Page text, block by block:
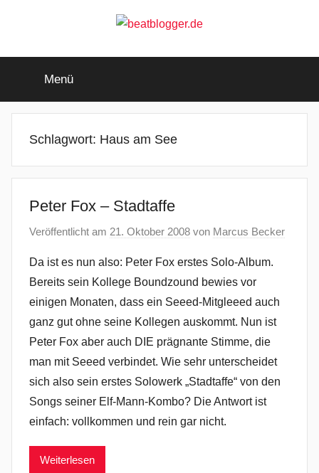
beatblogger.de
beat
goes
Menü
Schlagwort: Haus am See
Peter Fox – Stadtaffe
Veröffentlicht am 21. Oktober 2008 von Marcus Becker
Da ist es nun also: Peter Fox erstes Solo-Album.
Bereits sein Kollege Boundzound bewies vor
einigen Monaten, dass ein Seeed-Mitgleeed auch
ganz gut ohne seine Kollegen auskommt. Nun ist
Peter Fox aber auch DIE prägnante Stimme, die
man mit Seeed verbindet. Wie sehr unterscheidet
sich also sein erstes Solowerk „Stadtaffe“ von den
Songs seiner Elf-Mann-Kombo? Die Antwort ist
einfach: vollkommen und rein gar nicht.
Weiterlesen